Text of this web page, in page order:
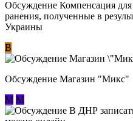
Обсуждение Компенсация
ранения, полученные в
Украины
В
Обсуждение Магазин "Микс"
М М